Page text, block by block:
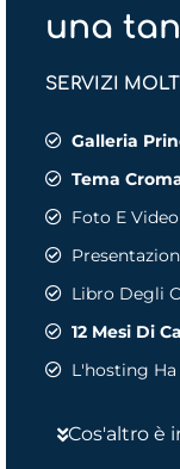
una
SERVIZI
Galleria
Tema
Foto E
Libro Degli
12 Mesi Di
L'hosting
Cos'altro è